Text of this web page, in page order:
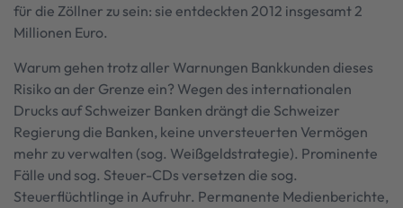
für die Zöllner zu sein: sie entdeckten 2012 insgesamt 2
Millionen Euro.
Warum gehen trotz aller Warnungen Bankkunden dieses
Risiko an der Grenze ein? Wegen des internationalen
Drucks auf Schweizer Banken drängt die Schweizer
Regierung die Banken, keine unversteuerten Vermögen
mehr zu verwalten (sog. Weißgeldstrategie). Prominente
Fälle und sog. Steuer-CDs versetzen die sog.
Steuerflüchtlinge in Aufruhr. Permanente Medienberichte,